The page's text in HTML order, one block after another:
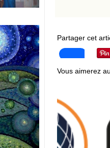
Partager cet
Vous aimerez